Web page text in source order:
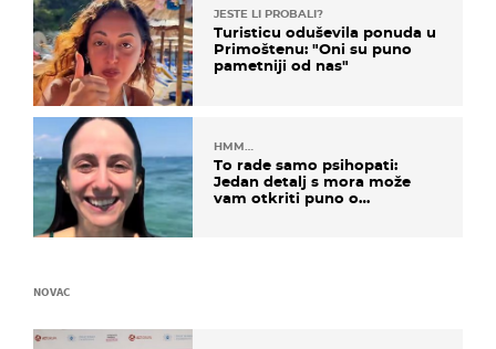
JESTE LI PROBALI?
Turisticu oduševila ponuda u
Primoštenu: "Oni su puno
pametniji od nas"
HMM…
To rade samo psihopati:
Jedan detalj s mora može
vam otkriti puno o
NOVAC